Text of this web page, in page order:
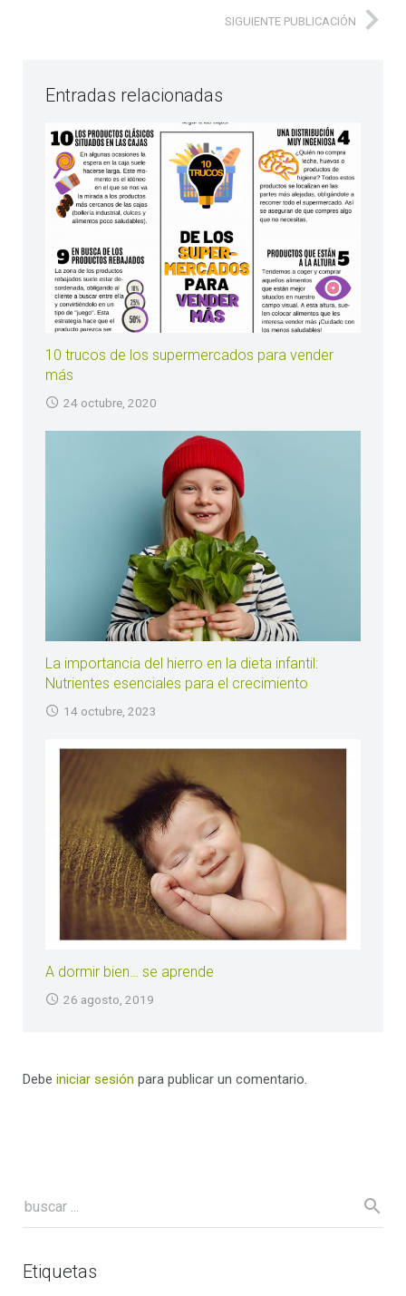
SIGUIENTE PUBLICACIÓN
Entradas relacionadas
10 trucos de los supermercados para vender
más
24 octubre, 2020
La importancia del hierro en la dieta infantil:
Nutrientes esenciales para el crecimiento
14 octubre, 2023
A dormir bien… se aprende
26 agosto, 2019
Debe iniciar sesión para publicar un comentario.
Etiquetas